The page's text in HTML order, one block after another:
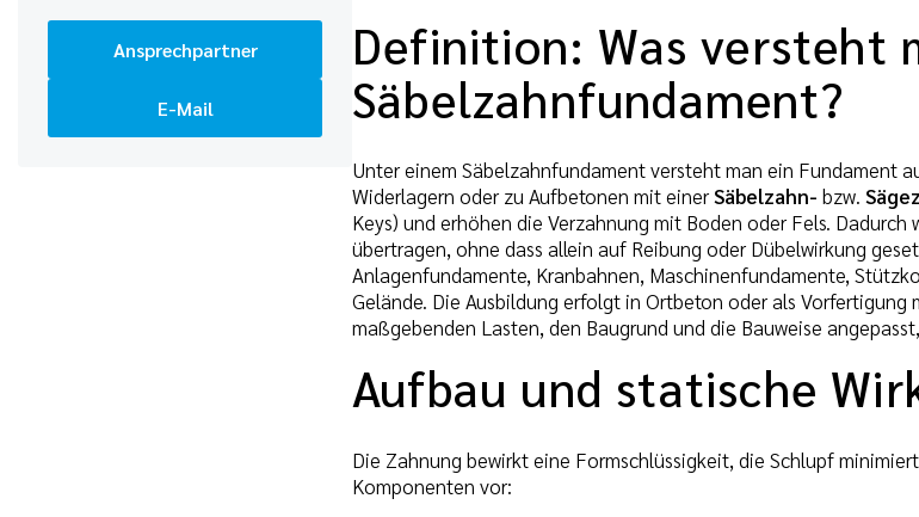
Ansprechpartner
E-Mail
Definition: Was versteht
Säbelzahnfundament?
Unter einem Säbelzahnfundament versteht man ein Fundament
Widerlagern oder zu Aufbetonen mit einerSäbelzahn- bzw.
Keys) und erhöhen die Verzahnung mit Boden oder Fels.
übertragen, ohne dass allein auf Reibung oder Dübelwirkung
Anlagenfundamente, Kranbahnen, Maschinenfundamente,
Gelände. Die Ausbildung erfolgt in Ortbeton oder als
maßgebenden Lasten, den Baugrund und die Bauweise
Aufbau und statische
Die Zahnung bewirkt eine Formschlüssigkeit, die Schlupf
Komponenten vor: